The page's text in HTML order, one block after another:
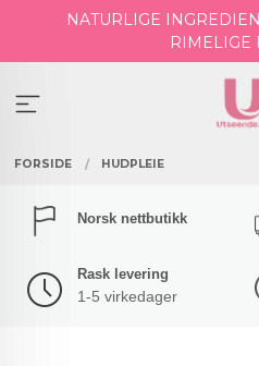
NATURLIGE
RIMELIGE
FORSIDE HUDPLEIE
Norsk nettbutikk
Rask levering
1-5 virkedager